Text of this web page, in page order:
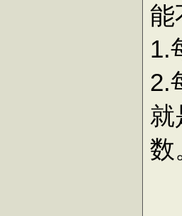
能
1.
2.
就
数